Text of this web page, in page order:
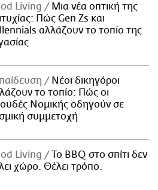
Living
Μια νέα οπτική της
Πώς Gen Zs και
αλλάζουν το τοπίο της
Νέοι δικηγόροι
το τοπίο: Πώς οι
Νομικής οδηγούν σε
συμμετοχή
Living
Το BBQ στο σπίτι δεν
χώρο. Θέλει τρόπο.